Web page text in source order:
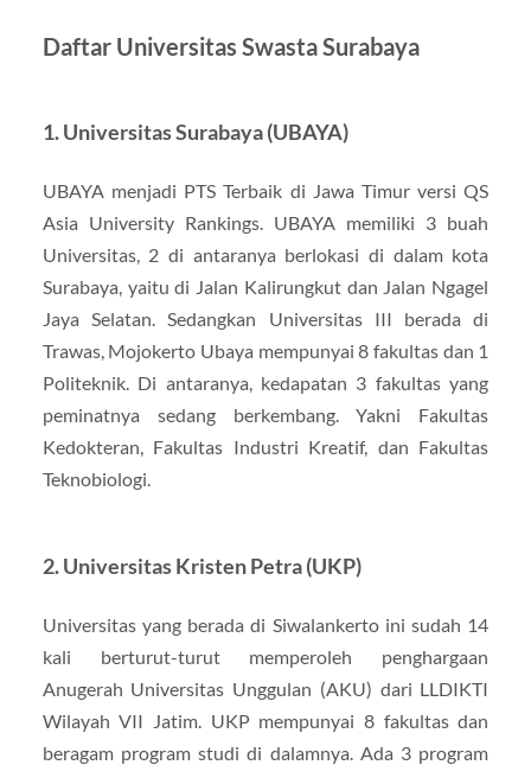
Daftar Universitas Swasta Surabaya
1. Universitas Surabaya (UBAYA)
UBAYA menjadi PTS Terbaik di Jawa Timur versi QS
Asia University Rankings. UBAYA memiliki 3 buah
Universitas, 2 di antaranya berlokasi di dalam kota
Surabaya, yaitu di Jalan Kalirungkut dan Jalan Ngagel
Jaya Selatan. Sedangkan Universitas III berada di
Trawas, Mojokerto Ubaya mempunyai 8 fakultas dan 1
Politeknik. Di antaranya, kedapatan 3 fakultas yang
peminatnya sedang berkembang. Yakni Fakultas
Kedokteran, Fakultas Industri Kreatif, dan Fakultas
Teknobiologi.
2. Universitas Kristen Petra (UKP)
Universitas yang berada di Siwalankerto ini sudah 14
kali berturut-turut memperoleh penghargaan
Anugerah Universitas Unggulan (AKU) dari LLDIKTI
Wilayah VII Jatim. UKP mempunyai 8 fakultas dan
beragam program studi di dalamnya. Ada 3 program